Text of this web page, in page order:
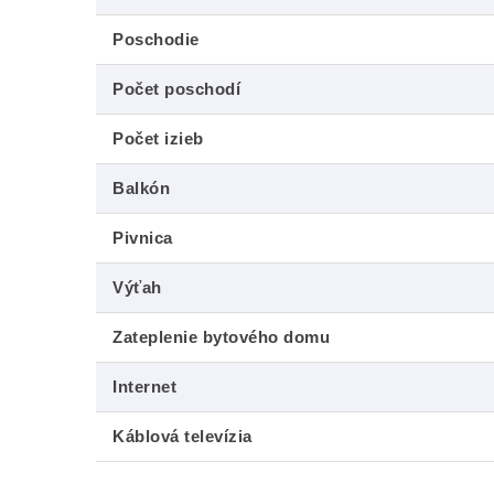
Poschodie
Počet poschodí
Počet izieb
Balkón
Pivnica
Výťah
Zateplenie bytového domu
Internet
Káblová televízia